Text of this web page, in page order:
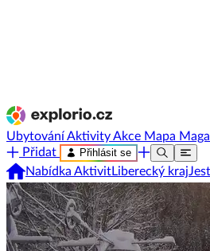
UbytováníAktivityAkce Mapa
Přidat
Přihlásit se
Nabídka AktivitLiberecký kraj